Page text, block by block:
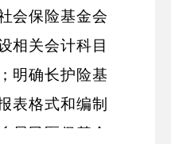
会保险基金会
相关会计科目
明确长护险基
表格式和编制
居民医保基金